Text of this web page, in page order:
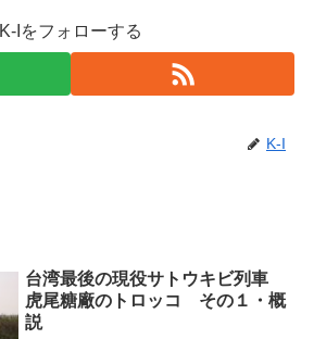
K-Iをフォローする
K-I
台湾最後の現役サトウキビ列車
虎尾糖廠のトロッコ その１・概
説